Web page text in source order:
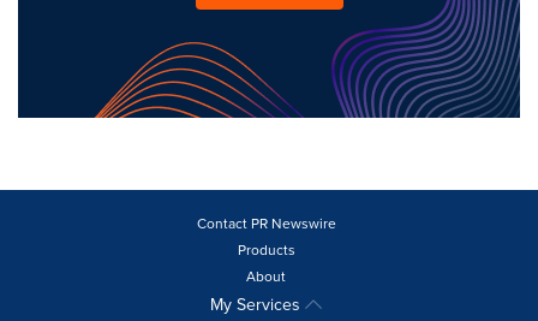
Contact PR Newswire
Products
About
My Services